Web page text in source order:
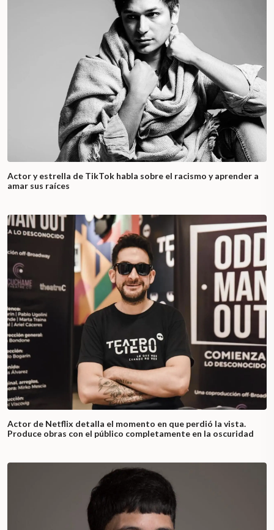
Actor y estrella de TikTok habla sobre el racismo y aprender a
amar sus raíces
Actor de Netflix detalla el momento en que perdió la vista.
Produce obras con el público completamente en la oscuridad